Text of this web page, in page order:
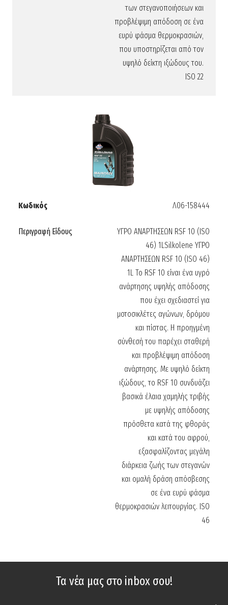
των στεγανοποιήσεων και
προβλέψιμη απόδοση σε ένα
ευρύ φάσμα θερμοκρασιών,
που υποστηρίζεται από τον
υψηλό δείκτη ιξώδους του.
ISO 22
Κωδικός Λ06-158444
Περιγραφή Είδους
ΥΓΡΟ ΑΝΑΡΤΗΣΕΩΝ RSF 10 (ISO
46) 1LSilkolene ΥΓΡΟ
ΑΝΑΡΤΗΣΕΩΝ RSF 10 (ISO 46)
1L Το RSF 10 είναι ένα υγρό
ανάρτησης υψηλής απόδοσης
που έχει σχεδιαστεί για
μοτοσικλέτες αγώνων, δρόμου
και πίστας. Η προηγμένη
σύνθεσή του παρέχει σταθερή
και προβλέψιμη απόδοση
ανάρτησης. Με υψηλό δείκτη
ιξώδους, το RSF 10 συνδυάζει
βασικά έλαια χαμηλής τριβής
με υψηλής απόδοσης
πρόσθετα κατά της φθοράς
και κατά του αφρού,
εξασφαλίζοντας μεγάλη
διάρκεια ζωής των στεγανών
και ομαλή δράση απόσβεσης
σε ένα ευρύ φάσμα
θερμοκρασιών λειτουργίας. ISO
46
Τα νέα μας στο inbox σου!